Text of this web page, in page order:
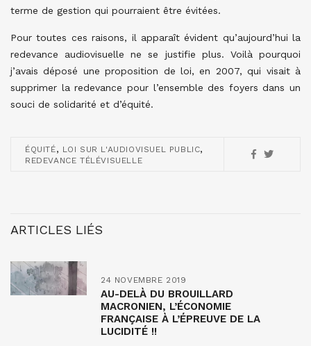
terme de gestion qui pourraient être évitées.
Pour toutes ces raisons, il apparaît évident qu’aujourd’hui la
redevance audiovisuelle ne se justifie plus. Voilà pourquoi
j’avais déposé une proposition de loi, en 2007, qui visait à
supprimer la redevance pour l’ensemble des foyers dans un
souci de solidarité et d’équité.
ÉQUITÉ, LOI SUR L'AUDIOVISUEL PUBLIC,
REDEVANCE TÉLÉVISUELLE
ARTICLES LIÉS
24 NOVEMBRE 2019
AU-DELÀ DU BROUILLARD
MACRONIEN, L’ÉCONOMIE
FRANÇAISE À L’ÉPREUVE DE LA
LUCIDITÉ !!